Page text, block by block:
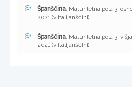
Španščina: Maturitetna pola 3,
2021 (v italijanščini)
Španščina: Maturitetna pola 3,
2021 (v italijanščini)